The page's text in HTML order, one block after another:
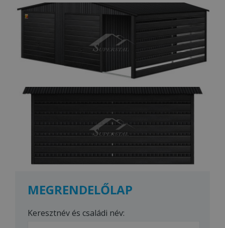
MEGRENDELŐLAP
Keresztnév és családi név: